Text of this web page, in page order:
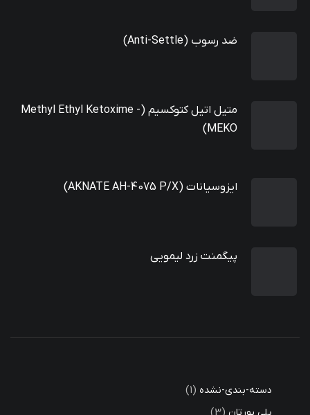
ضد رسوب (Anti-Settle)
متیل اتیل کتوکسیم (Methyl Ethyl Ketoxime -
MEKO)
ایزوسیانات (AKNATE AH-4075 P/X)
پیگمنت زرد لیمویی
دسته-بندی-نشده
1